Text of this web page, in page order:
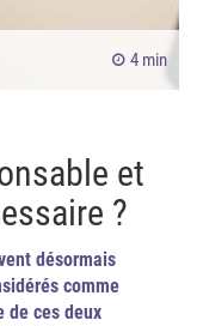
4 min
et
?
désormais
comme
de ces deux